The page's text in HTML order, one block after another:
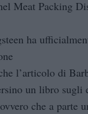
Meat Packing
ha
l’articolo di
un libro
che a parte